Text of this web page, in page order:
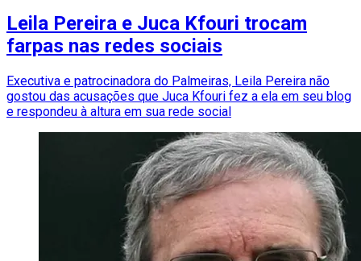
Leila Pereira e Juca Kfouri trocam
farpas nas redes sociais
Executiva e patrocinadora do Palmeiras, Leila Pereira não
gostou das acusações que Juca Kfouri fez a ela em seu blog
e respondeu à altura em sua rede social